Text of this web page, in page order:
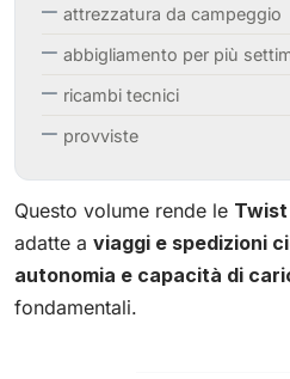
attrezzatura da campeggio
abbigliamento per più
ricambi tecnici
provviste
Questo volume rende le
adatte a viaggi e spedizioni
autonomia e capacità di
fondamentali.